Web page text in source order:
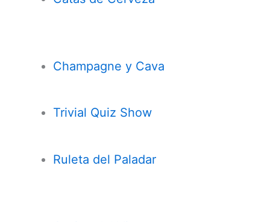
Champagne y Cava
Trivial Quiz Show
Ruleta del Paladar